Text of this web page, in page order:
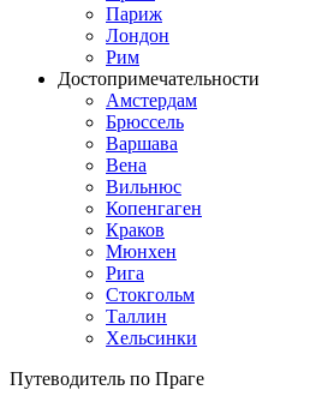
Париж
Лондон
Рим
Достопримечательности
Амстердам
Брюссель
Варшава
Вена
Вильнюс
Копенгаген
Краков
Мюнхен
Рига
Стокгольм
Таллин
Хельсинки
Путеводитель по Праге